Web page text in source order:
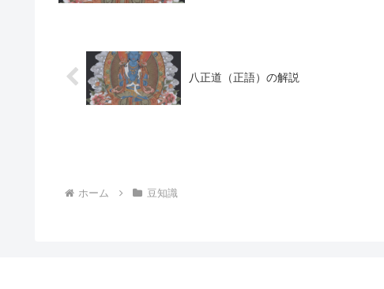
八正道（正語）の解説
ホーム 豆知識